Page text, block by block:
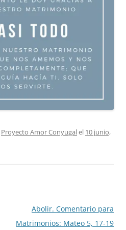
Proyecto Amor Conyugalel 10 junio,
Abolir. Comentario para
Matrimonios: Mateo 5, 17-19